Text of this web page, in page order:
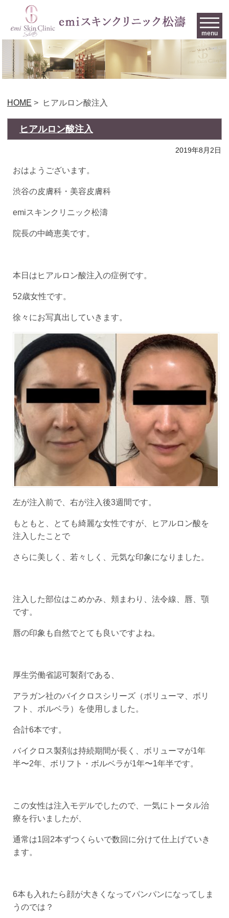
menu
HOME > ヒアルロン酸注入
ヒアルロン酸注入
2019年8月2日
おはようございます。
渋谷の皮膚科・美容皮膚科
emiスキンクリニック松濤
院長の中崎恵美です。
本日はヒアルロン酸注入の症例です。
52歳女性です。
徐々にお写真出していきます。
左が注入前で、右が注入後3週間です。
もともと、とても綺麗な女性ですが、ヒアルロン酸を
注入したことで
さらに美しく、若々しく、元気な印象になりました。
注入した部位はこめかみ、頬まわり、法令線、唇、顎
です。
唇の印象も自然でとても良いですよね。
厚生労働省認可製剤である、
アラガン社のバイクロスシリーズ（ボリューマ、ボリ
フト、ボルベラ）を使用しました。
合計6本です。
バイクロス製剤は持続期間が長く、ボリューマが1年
半〜2年、ボリフト・ボルベラが1年〜1年半です。
この女性は注入モデルでしたので、一気にトータル治
療を行いましたが、
通常は1回2本ずつくらいで数回に分けて仕上げていき
ます。
6本も入れたら顔が大きくなってパンパンになってしま
うのでは？